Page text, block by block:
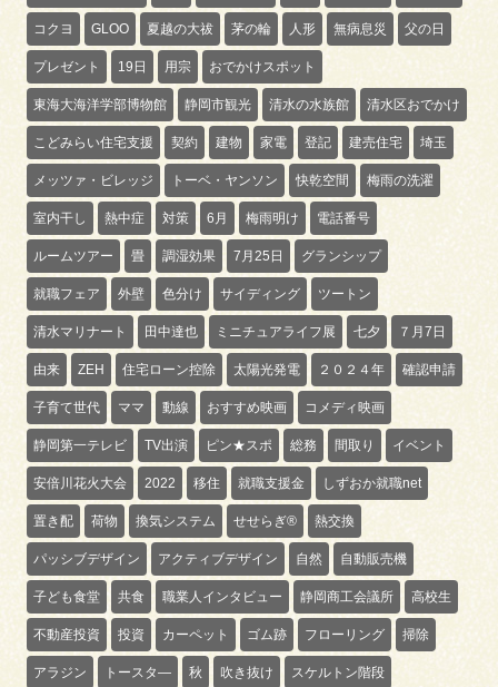
コクヨ GLOO 夏越の大祓 茅の輪 人形 無病息災 父の日
プレゼント 19日 用宗 おでかけスポット
東海大海洋学部博物館 静岡市観光 清水の水族館 清水区おでかけ
こどみらい住宅支援 契約 建物 家電 登記 建売住宅 埼玉
メッツァ・ビレッジ トーベ・ヤンソン 快乾空間 梅雨の洗濯
室内干し 熱中症 対策 6月 梅雨明け 電話番号
ルームツアー 畳 調湿効果 7月25日 グランシップ
就職フェア 外壁 色分け サイディング ツートン
清水マリナート 田中達也 ミニチュアライフ展 七夕 ７月7日
由来 ZEH 住宅ローン控除 太陽光発電 ２０２４年 確認申請
子育て世代 ママ 動線 おすすめ映画 コメディ映画
静岡第一テレビ TV出演 ピン★スポ 総務 間取り イベント
安倍川花火大会 2022 移住 就職支援金 しずおか就職net
置き配 荷物 換気システム せせらぎ® 熱交換
パッシブデザイン アクティブデザイン 自然 自動販売機
子ども食堂 共食 職業人インタビュー 静岡商工会議所 高校生
不動産投資 投資 カーペット ゴム跡 フローリング 掃除
アラジン トースタ― 秋 吹き抜け スケルトン階段